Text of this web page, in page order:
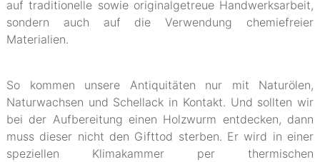
auf traditionelle sowie originalgetreue Handwerksarbeit,
sondern auch auf die Verwendung chemiefreier
Materialien.
So kommen unsere Antiquitäten nur mit Naturölen,
Naturwachsen und Schellack in Kontakt. Und sollten wir
bei der Aufbereitung einen Holzwurm entdecken, dann
muss dieser nicht den Gifttod sterben. Er wird in einer
speziellen Klimakammer per thermischen